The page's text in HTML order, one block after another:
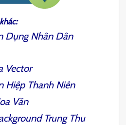
Dụng Nhân Dân
Vector
Hiệp Thanh Niên
Văn
Trung Thu